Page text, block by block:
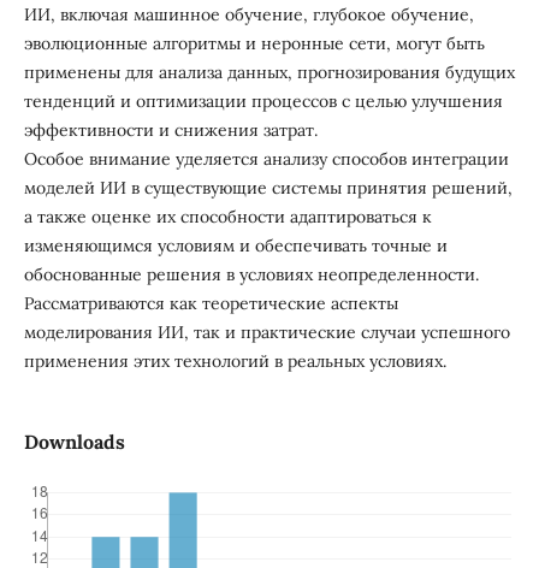
ИИ, включая машинное обучение, глубокое обучение,
эволюционные алгоритмы и неронные сети, могут быть
применены для анализа данных, прогнозирования будущих
тенденций и оптимизации процессов с целью улучшения
эффективности и снижения затрат.
Особое внимание уделяется анализу способов интеграции
моделей ИИ в существующие системы принятия решений,
а также оценке их способности адаптироваться к
изменяющимся условиям и обеспечивать точные и
обоснованные решения в условиях неопределенности.
Рассматриваются как теоретические аспекты
моделирования ИИ, так и практические случаи успешного
применения этих технологий в реальных условиях.
Downloads